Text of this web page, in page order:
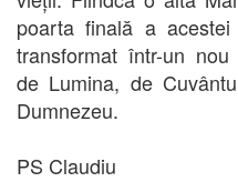
poarta finală a
transformat într-un
de Lumina, de
Dumnezeu.
PS Claudiu